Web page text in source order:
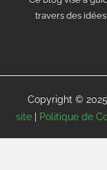
travers des
Copyright ©
site| Politique de